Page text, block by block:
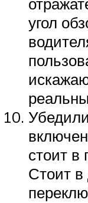
угол
стоит в
Стоит в